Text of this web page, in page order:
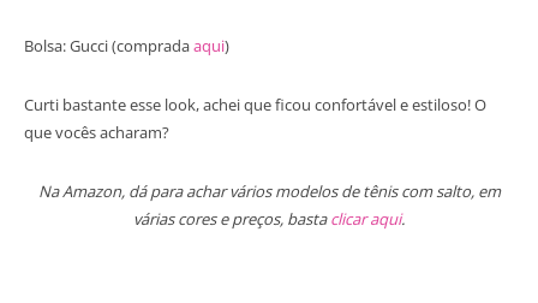
Bolsa: Gucci (compradaaqui)
Curti bastante esse look, achei que ficou confortável e estiloso! O
que vocês acharam?
Na Amazon, dá para achar vários modelos de tênis com salto, em
várias cores e preços, bastaclicar aqui.